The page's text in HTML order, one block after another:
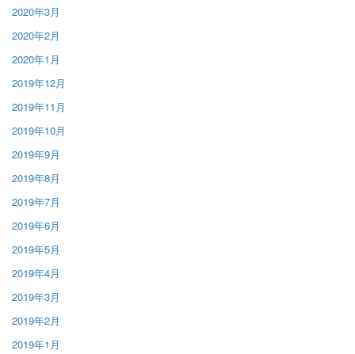
2020年3月
2020年2月
2020年1月
2019年12月
2019年11月
2019年10月
2019年9月
2019年8月
2019年7月
2019年6月
2019年5月
2019年4月
2019年3月
2019年2月
2019年1月